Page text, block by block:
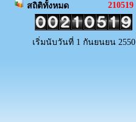
สถิติทั้งหมด
210519
เริ่มนับวันที่ 1 กันยนยน 2550